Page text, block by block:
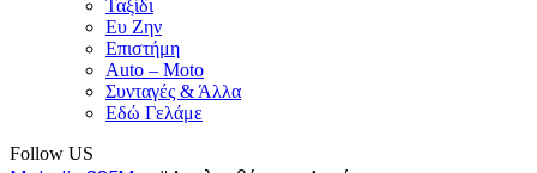
Ταξίδι
Ευ Ζην
Επιστήμη
Auto – Moto
Συνταγές & Άλλα
Εδώ Γελάμε
Follow US